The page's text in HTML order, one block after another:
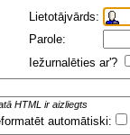
Lietotājvārds:
Parole:
Iežurnalēties ar'?
HTML ir aizliegts
automātiski: